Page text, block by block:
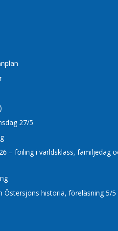
27/5
– foiling i världsklass, familjedag
Östersjöns historia, föreläsning 5/5